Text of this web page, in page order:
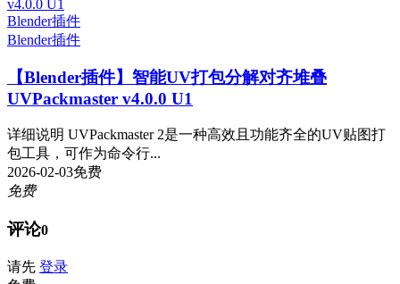
Blender插件
Blender插件
【Blender插件】智能UV打包分解对齐堆叠
UVPackmaster v4.0.0 U1
详细说明 UVPackmaster 2是一种高效且功能齐全的UV贴图打
包工具，可作为命令行...
2026-02-03免费
免费
评论0
请先 登录